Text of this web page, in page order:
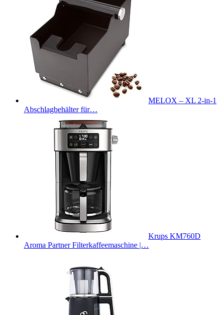
MELOX – XL 2-in-1
Abschlagbehälter für…
Krups KM760D
Aroma Partner Filterkaffeemaschine |…